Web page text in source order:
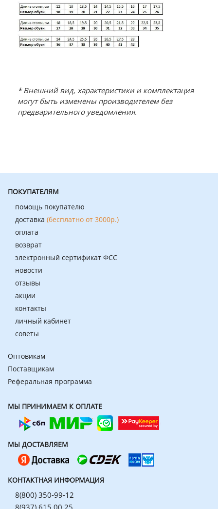
* Внешний вид, характеристики и комплектация
могут быть изменены производителем без
предварительного уведомления.
ПОКУПАТЕЛЯМ
помощь покупателю
доставка (бесплатно от 3000р.)
оплата
возврат
электронный сертификат ФСС
новости
отзывы
акции
контакты
личный кабинет
советы
Оптовикам
Поставщикам
Реферальная программа
МЫ ПРИНИМАЕМ К ОПЛАТЕ
МЫ ДОСТАВЛЯЕМ
КОНТАКТНАЯ ИНФОРМАЦИЯ
8(800) 350-99-12